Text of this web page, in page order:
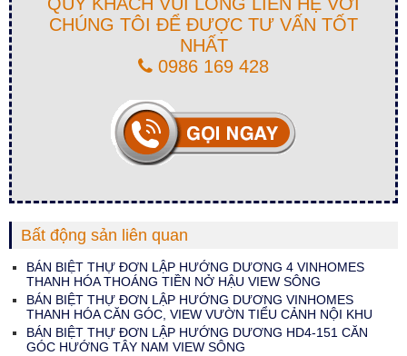
CHÚNG TÔI ĐỂ ĐƯỢC TƯ VẤN TỐT
NHẤT
0986 169 428
Bất động sản liên quan
BÁN BIỆT THỰ ĐƠN LẬP HƯỚNG DƯƠNG 4 VINHOMES
THANH HÓA THOÁNG TIỀN NỞ HẬU VIEW SÔNG
BÁN BIỆT THỰ ĐƠN LẬP HƯỚNG DƯƠNG VINHOMES
THANH HÓA CĂN GÓC, VIEW VƯỜN TIỂU CẢNH NỘI KHU
BÁN BIỆT THỰ ĐƠN LẬP HƯỚNG DƯƠNG HD4-151 CĂN
GÓC HƯỚNG TÂY NAM VIEW SÔNG